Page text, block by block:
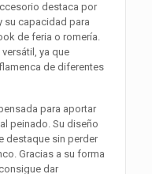
destaca por
su capacidad para
de feria o romería.
ya que
de diferentes
para aportar
peinado. Su diseño
destaque sin perder
Gracias a su forma
dar